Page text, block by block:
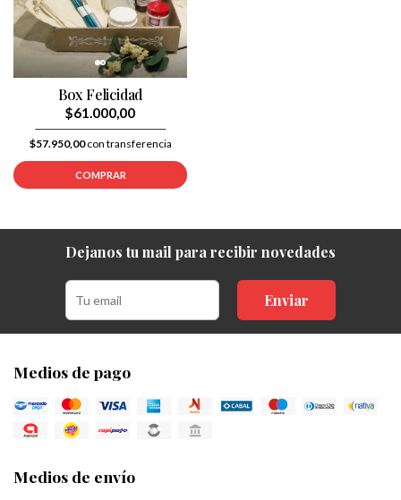
Box Felicidad
$61.000,00
$57.950,00con transferencia
COMPRAR
Dejanos tu mail para recibir novedades
Enviar
Medios de pago
Medios de envío